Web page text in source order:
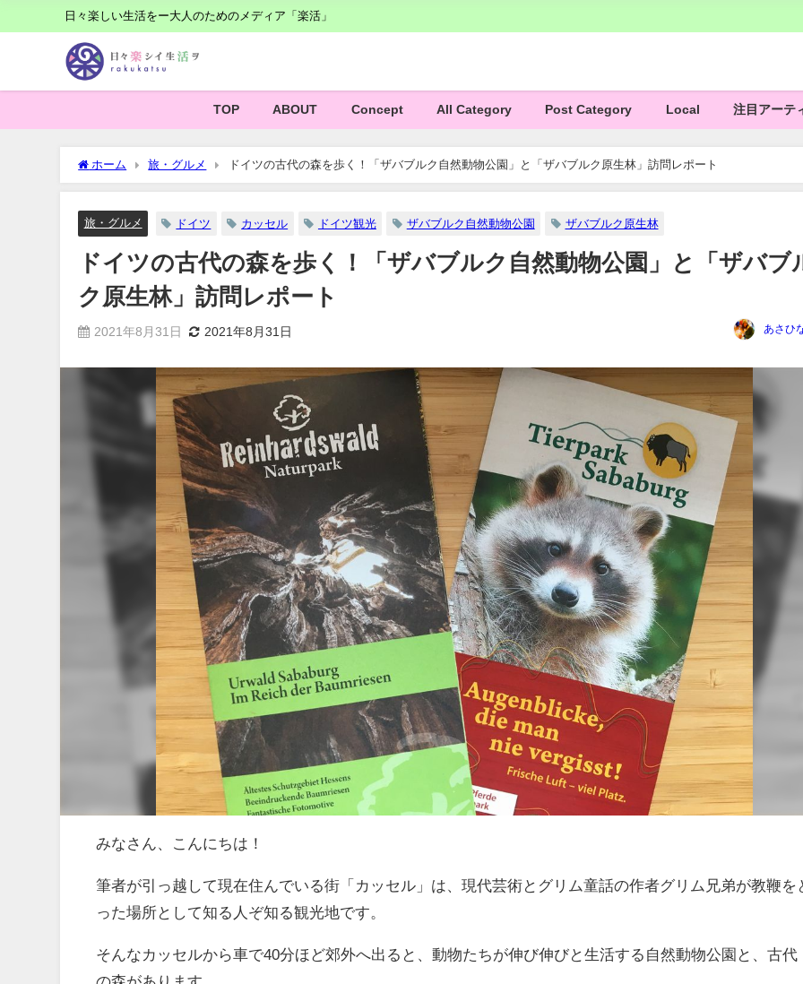
日々楽しい生活をー大人のためのメディア「楽活」
TOP ABOUT Concept All Category Post Category Local 注目アーテ
ホーム 旅・グルメ ドイツの古代の森を歩く！「ザバブルク自然動物公園」と「ザバブルク原生林」訪問レポート
旅・グルメ ドイツ カッセル ドイツ観光 ザバブルク自然動物公園 ザバブルク原生林
ドイツの古代の森を歩く！「ザバブルク自然動物公園」と「ザバブ
ク原生林」訪問レポート
2021年8月31日 2021年8月31日 あさひ
みなさん、こんにちは！
筆者が引っ越して現在住んでいる街「カッセル」は、現代芸術とグリム童話の作者グリム兄弟が教鞭を
った場所として知る人ぞ知る観光地です。
そんなカッセルから車で40分ほど郊外へ出ると、動物たちが伸び伸びと生活する自然動物公園と、古代